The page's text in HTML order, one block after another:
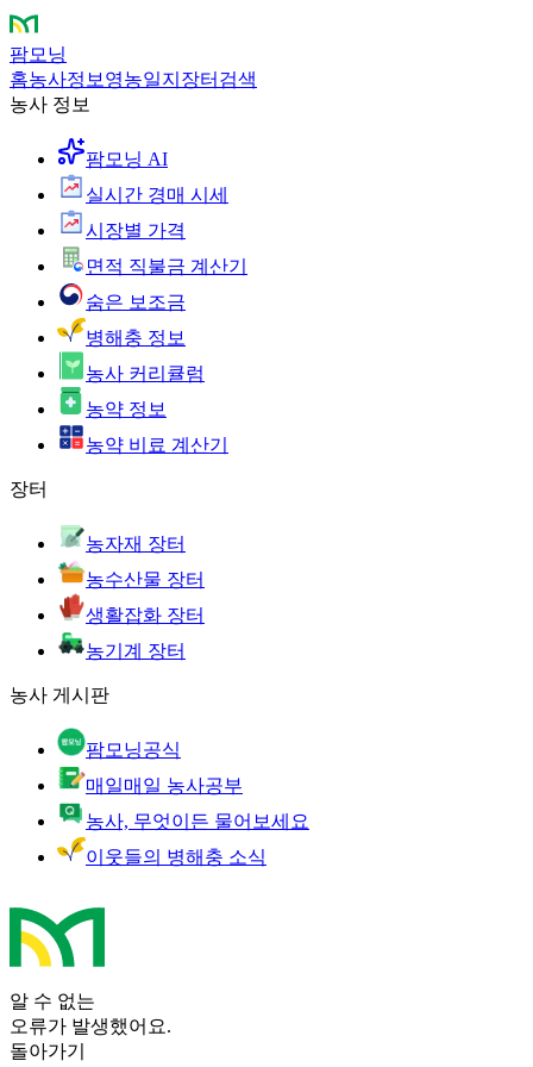
팜모닝
홈농사정보 영농일지 장터 검색
농사 정보
팜모닝 AI
실시간 경매 시세
시장별 가격
면적 직불금 계산기
숨은 보조금
병해충 정보
농사 커리큘럼
농약 정보
농약 비료 계산기
장터
농자재 장터
농수산물 장터
생활잡화 장터
농기계 장터
농사 게시판
팜모닝공식
매일매일 농사공부
농사, 무엇이든 물어보세요
이웃들의 병해충 소식
알 수 없는
오류가 발생했어요.
돌아가기